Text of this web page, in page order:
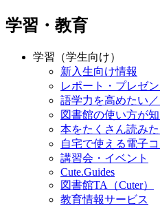
学習・教育
学習（学生向け）
新入生向け情報
レポート・プレゼ
語学力を高めたい
図書館の使い方が
本をたくさん読み
自宅で使える電子
講習会・イベント
Cute.Guides
図書館TA（Cuter）
教育情報サービス